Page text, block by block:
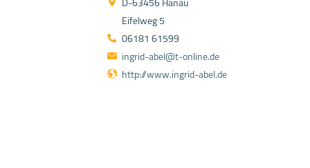
Eifelweg 5
06181 61599
ingrid-abel@t-online.de
http://www.ingrid-abel.de